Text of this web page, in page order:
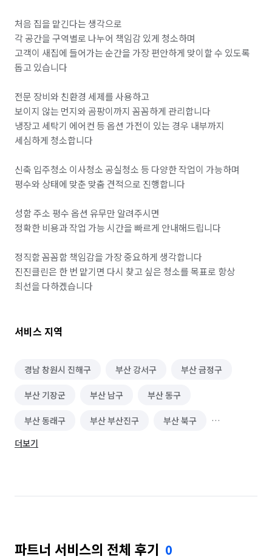
처음 집을 맡긴다는 생각으로
각 공간을 구역별로 나누어 책임감 있게 청소하며
고객이 새집에 들어가는 순간을 가장 편안하게 맞이할 수 있도록
돕고 있습니다
전문 장비와 친환경 세제를 사용하고
보이지 않는 먼지와 곰팡이까지 꼼꼼하게 관리합니다
냉장고 세탁기 에어컨 등 옵션 가전이 있는 경우 내부까지
세심하게 청소합니다
신축 입주청소 이사청소 공실청소 등 다양한 작업이 가능하며
평수와 상태에 맞춘 맞춤 견적으로 진행합니다
성함 주소 평수 옵션 유무만 알려주시면
정확한 비용과 작업 가능 시간을 빠르게 안내해드립니다
정직함 꼼꼼함 책임감을 가장 중요하게 생각합니다
진진클린은 한 번 맡기면 다시 찾고 싶은 청소를 목표로 항상
서비스 지역
경남 창원시 진해구 부산 강서구 부산 금정구
부산 기장군 부산 남구 부산 동구
부산 동래구 부산 부산진구 부산 북구
부산 사상구
부산 중구 부산 해운대구
더보기
파트너 서비스의 전체 후기 0